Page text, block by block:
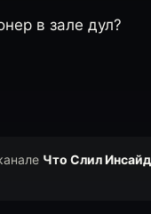
в зале дул?
Что Слил